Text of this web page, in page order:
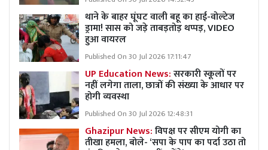
थाने के बाहर घूंघट वाली बहू का हाई-वोल्टेज
ड्रामा! सास को जड़े ताबड़तोड़ थप्पड़, VIDEO
हुआ वायरल
Published On 30 Jul 2026 17:11:47
UP Education News:सरकारी स्कूलों पर
नहीं लगेगा ताला, छात्रों की संख्या के आधार पर
होगी व्यवस्था
Published On 30 Jul 2026 12:48:31
Ghazipur News:विपक्ष पर सीएम योगी का
तीखा हमला, बोले- ‘सपा के पाप का पर्दा उठा तो